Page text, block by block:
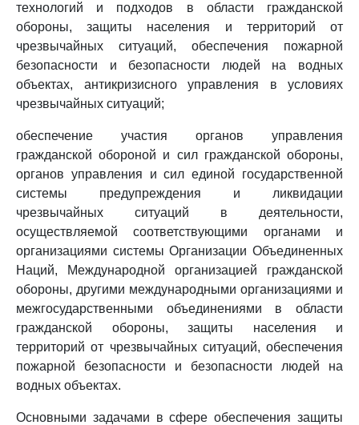
технологий и подходов в области гражданской
обороны, защиты населения и территорий от
чрезвычайных ситуаций, обеспечения пожарной
безопасности и безопасности людей на водных
объектах, антикризисного управления в условиях
чрезвычайных ситуаций;
обеспечение участия органов управления
гражданской обороной и сил гражданской обороны,
органов управления и сил единой государственной
системы предупреждения и ликвидации
чрезвычайных ситуаций в деятельности,
осуществляемой соответствующими органами и
организациями системы Организации Объединенных
Наций, Международной организацией гражданской
обороны, другими международными организациями и
межгосударственными объединениями в области
гражданской обороны, защиты населения и
территорий от чрезвычайных ситуаций, обеспечения
пожарной безопасности и безопасности людей на
водных объектах.
Основными задачами в сфере обеспечения защиты